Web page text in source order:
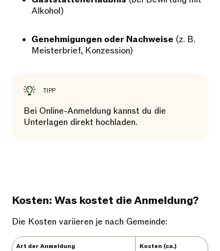
Alkohol)
Genehmigungen oder Nachweise (z. B.
Meisterbrief, Konzession)
TIPP
Bei Online-Anmeldung kannst du die
Unterlagen direkt hochladen.
Kosten: Was kostet die Anmeldung?
Die Kosten variieren je nach Gemeinde:
Art der Anmeldung Kosten (ca.)